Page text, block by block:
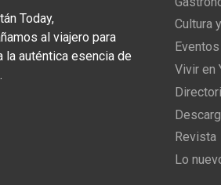
Today,
al viajero para
la auténtica esencia de
Cultura
Vivir en
Revista
Lo